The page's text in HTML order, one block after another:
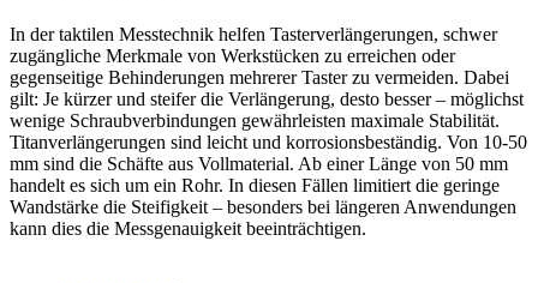
In der taktilen Messtechnik helfen Tasterverlängerungen, schwer
zugängliche Merkmale von Werkstücken zu erreichen oder
gegenseitige Behinderungen mehrerer Taster zu vermeiden. Dabei
gilt: Je kürzer und steifer die Verlängerung, desto besser – möglichst
wenige Schraubverbindungen gewährleisten maximale Stabilität.
Titanverlängerungen sind leicht und korrosionsbeständig. Von 10-50
mm sind die Schäfte aus Vollmaterial. Ab einer Länge von 50 mm
handelt es sich um ein Rohr. In diesen Fällen limitiert die geringe
Wandstärke die Steifigkeit – besonders bei längeren Anwendungen
kann dies die Messgenauigkeit beeinträchtigen.